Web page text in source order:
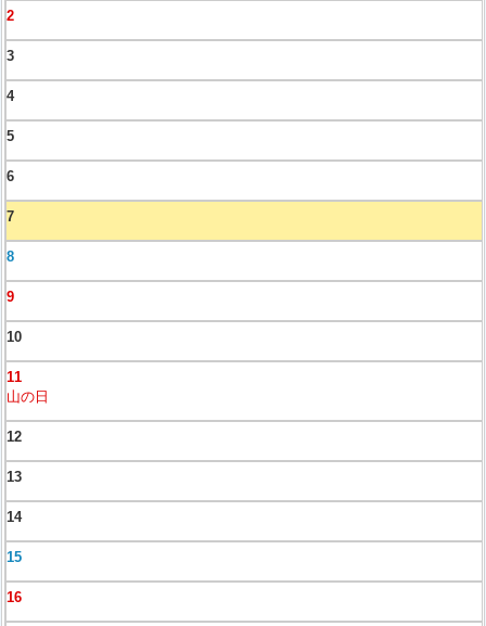
2
3
4
5
6
7
8
9
10
11
山の日
12
13
14
15
16